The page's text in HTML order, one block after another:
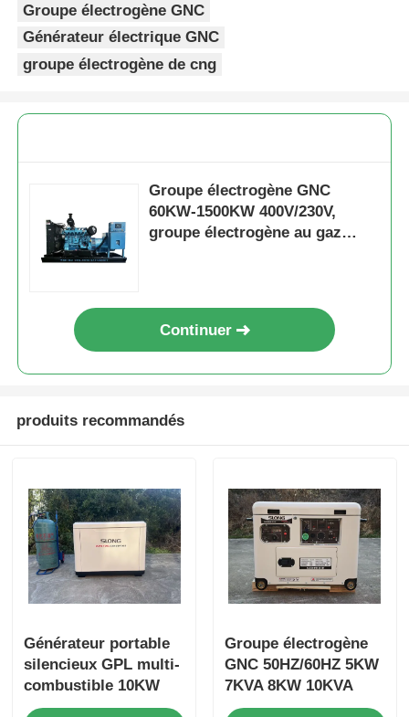
Groupe électrogène GNC
Générateur électrique GNC
groupe électrogène de cng
Groupe électrogène GNC
60KW-1500KW 400V/230V,
groupe électrogène au gaz
Continuer
produits recommandés
Générateur portable
silencieux GPL multi-
combustible 10KW
12KVA 12KW 15KVA
Groupe électrogène
GNC 50HZ/60HZ 5KW
7KVA 8KW 10KVA
Groupe électrogène